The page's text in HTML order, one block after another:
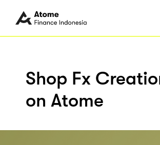
Shop Fx
on Atome